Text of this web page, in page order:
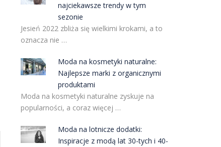
najciekawsze trendy w tym
sezonie
Jesień 2022 zbliża się wielkimi krokami, a to
oznacza nie …
Moda na kosmetyki naturalne:
Najlepsze marki z organicznymi
produktami
Moda na kosmetyki naturalne zyskuje na
popularności, a coraz więcej …
Moda na lotnicze dodatki:
Inspiracje z modą lat 30-tych i 40-